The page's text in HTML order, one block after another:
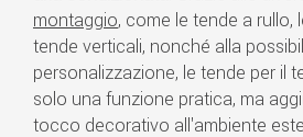
montaggio, come le tende a rullo,
tende verticali, nonché alla
personalizzazione, le tende per il
solo una funzione pratica, ma
tocco decorativo all'ambiente